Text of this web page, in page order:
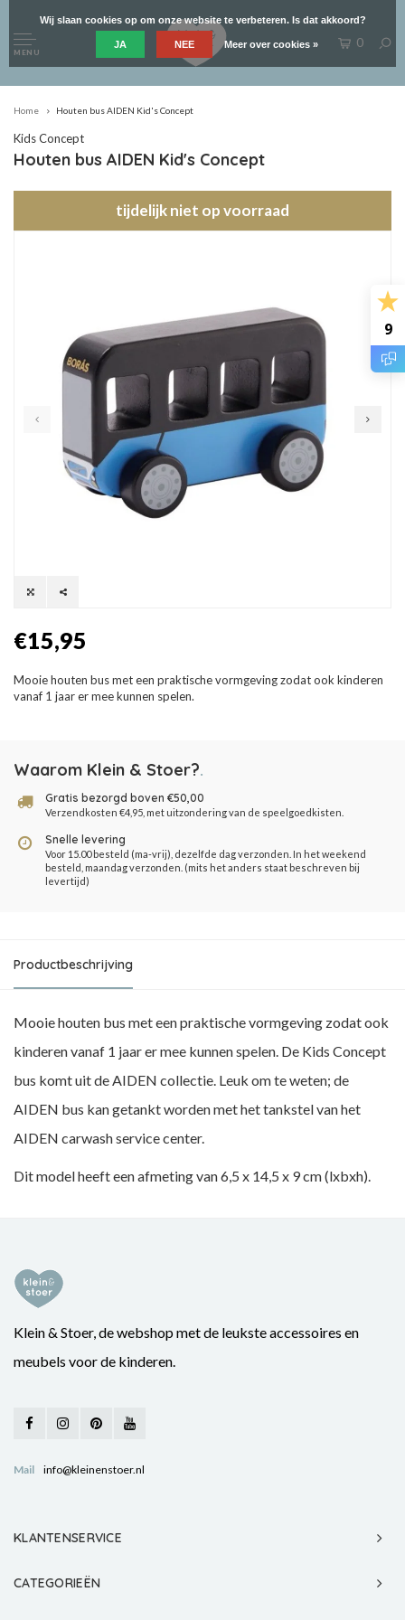
9
MENU
0
Home Houten bus AIDEN Kid's Concept
Kids Concept
Houten bus AIDEN Kid's Concept
tijdelijk niet op voorraad
€15,95
Mooie houten bus met een praktische vormgeving zodat ook kinderen
vanaf 1 jaar er mee kunnen spelen.
Waarom Klein & Stoer?.
Gratis bezorgd boven €50,00
Verzendkosten €4,95, met uitzondering van de speelgoedkisten.
Snelle levering
Voor 15.00 besteld (ma-vrij), dezelfde dag verzonden. In het weekend
besteld, maandag verzonden. (mits het anders staat beschreven bij
levertijd)
Productbeschrijving
Mooie houten bus met een praktische vormgeving zodat ook
kinderen vanaf 1 jaar er mee kunnen spelen. De Kids Concept
bus komt uit de AIDEN collectie. Leuk om te weten; de
AIDEN bus kan getankt worden met het tankstel van het
AIDEN carwash service center.
Dit model heeft een afmeting van 6,5 x 14,5 x 9 cm (lxbxh).
Klein & Stoer, de webshop met de leukste accessoires en
meubels voor de kinderen.
Mail info@kleinenstoer.nl
KLANTENSERVICE
CATEGORIEËN
Wij slaan cookies op om onze website te verbeteren. Is dat akkoord?
JA NEE Meer over cookies »